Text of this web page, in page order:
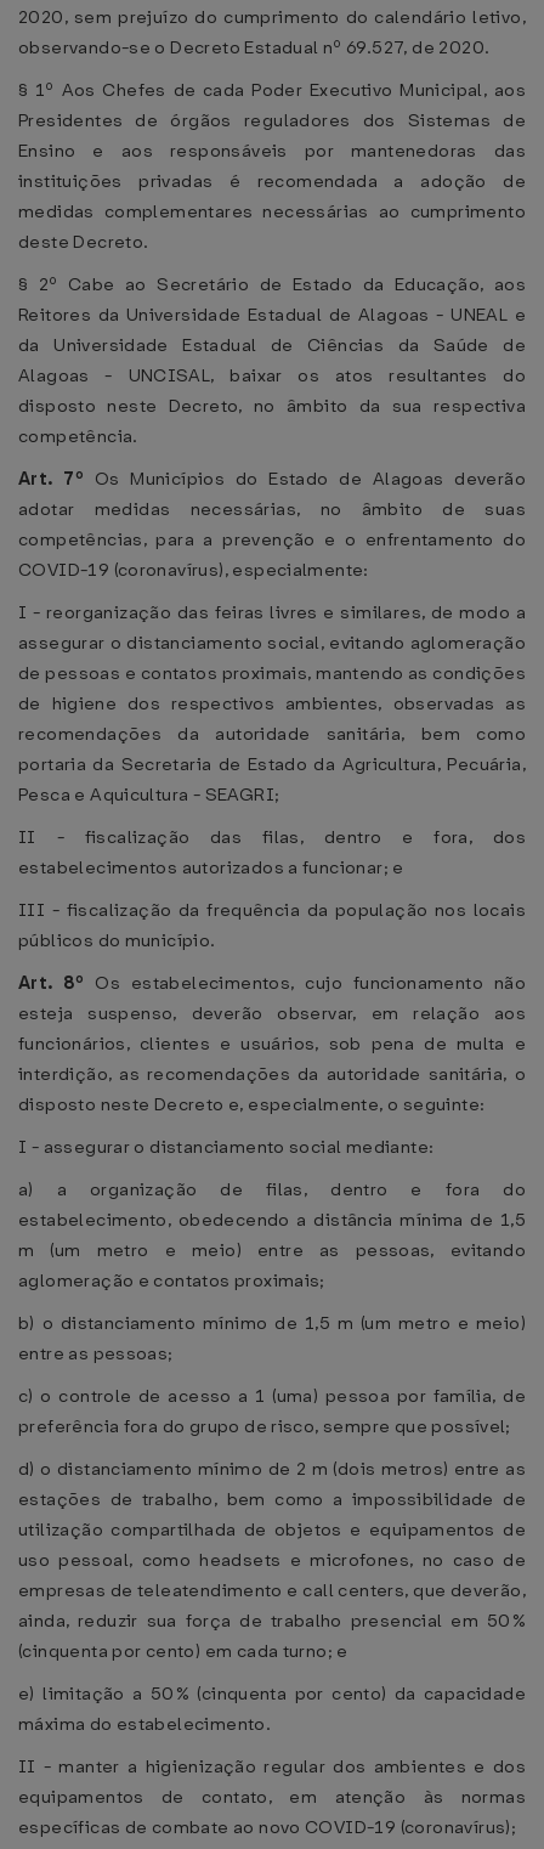
2020, sem prejuízo do cumprimento do calendário letivo,
observando-se o Decreto Estadual nº 69.527, de 2020.
§ 1º Aos Chefes de cada Poder Executivo Municipal, aos
Presidentes de órgãos reguladores dos Sistemas de
Ensino e aos responsáveis por mantenedoras das
instituições privadas é recomendada a adoção de
medidas complementares necessárias ao cumprimento
deste Decreto.
§ 2º Cabe ao Secretário de Estado da Educação, aos
Reitores da Universidade Estadual de Alagoas - UNEAL e
da Universidade Estadual de Ciências da Saúde de
Alagoas - UNCISAL, baixar os atos resultantes do
disposto neste Decreto, no âmbito da sua respectiva
competência.
Art. 7º Os Municípios do Estado de Alagoas deverão
adotar medidas necessárias, no âmbito de suas
competências, para a prevenção e o enfrentamento do
COVID-19 (coronavírus), especialmente:
I - reorganização das feiras livres e similares, de modo a
assegurar o distanciamento social, evitando aglomeração
de pessoas e contatos proximais, mantendo as condições
de higiene dos respectivos ambientes, observadas as
recomendações da autoridade sanitária, bem como
portaria da Secretaria de Estado da Agricultura, Pecuária,
Pesca e Aquicultura - SEAGRI;
II - fiscalização das filas, dentro e fora, dos
estabelecimentos autorizados a funcionar; e
III - fiscalização da frequência da população nos locais
públicos do município.
Art. 8º Os estabelecimentos, cujo funcionamento não
esteja suspenso, deverão observar, em relação aos
funcionários, clientes e usuários, sob pena de multa e
interdição, as recomendações da autoridade sanitária, o
disposto neste Decreto e, especialmente, o seguinte:
I - assegurar o distanciamento social mediante:
a) a organização de filas, dentro e fora do
estabelecimento, obedecendo a distância mínima de 1,5
m (um metro e meio) entre as pessoas, evitando
aglomeração e contatos proximais;
b) o distanciamento mínimo de 1,5 m (um metro e meio)
entre as pessoas;
c) o controle de acesso a 1 (uma) pessoa por família, de
preferência fora do grupo de risco, sempre que possível;
d) o distanciamento mínimo de 2 m (dois metros) entre as
estações de trabalho, bem como a impossibilidade de
utilização compartilhada de objetos e equipamentos de
uso pessoal, como headsets e microfones, no caso de
empresas de teleatendimento e call centers, que deverão,
ainda, reduzir sua força de trabalho presencial em 50%
(cinquenta por cento) em cada turno; e
e) limitação a 50% (cinquenta por cento) da capacidade
máxima do estabelecimento.
II - manter a higienização regular dos ambientes e dos
equipamentos de contato, em atenção às normas
específicas de combate ao novo COVID-19 (coronavírus);